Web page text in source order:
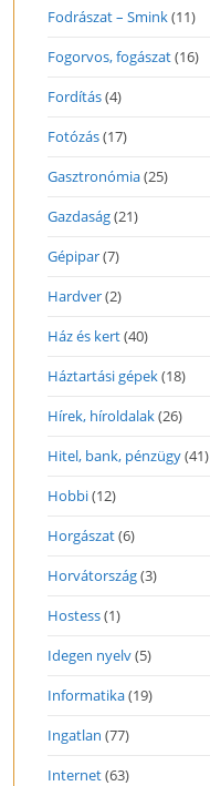
Fodrászat – Smink(11)
Fogorvos, fogászat(16)
Fordítás(4)
Fotózás(17)
Gasztronómia(25)
Gazdaság(21)
Gépipar(7)
Hardver(2)
Ház és kert(40)
Háztartási gépek(18)
Hírek, híroldalak(26)
Hitel, bank, pénzügy(41)
Hobbi(12)
Horgászat(6)
Horvátország(3)
Hostess(1)
Idegen nyelv(5)
Informatika(19)
Ingatlan (77)
Internet(63)